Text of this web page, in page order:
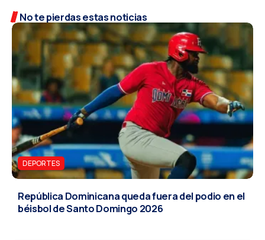
No te pierdas estas noticias
DEPORTES
República Dominicana queda fuera del podio en el
béisbol de Santo Domingo 2026